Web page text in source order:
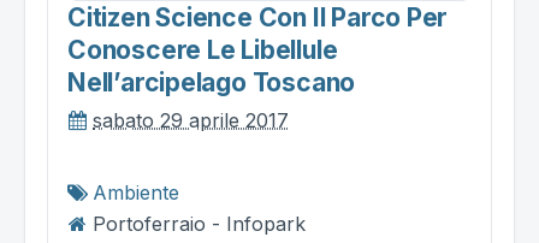
Citizen Science Con Il Parco Per
Conoscere Le Libellule
Nell’arcipelago Toscano
sabato 29 aprile 2017
Ambiente
Portoferraio - Infopark